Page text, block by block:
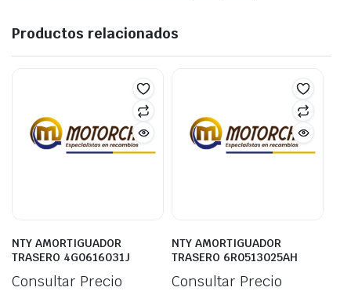
Productos relacionados
NTY AMORTIGUADOR
TRASERO 4G0616031J
Consultar Precio
NTY AMORTIGUADOR
TRASERO 6R0513025AH
Consultar Precio